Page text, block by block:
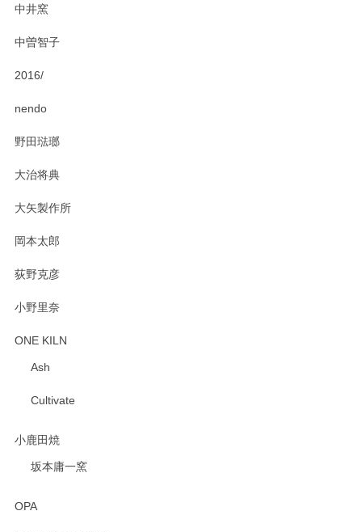
中井窯
中曽智子
2016/
nendo
野田琺瑯
大治将典
大矢製作所
岡本太郎
荻野克彦
小野里奈
ONE KILN
Ash
Cultivate
小鹿田焼
坂本庸一窯
OPA